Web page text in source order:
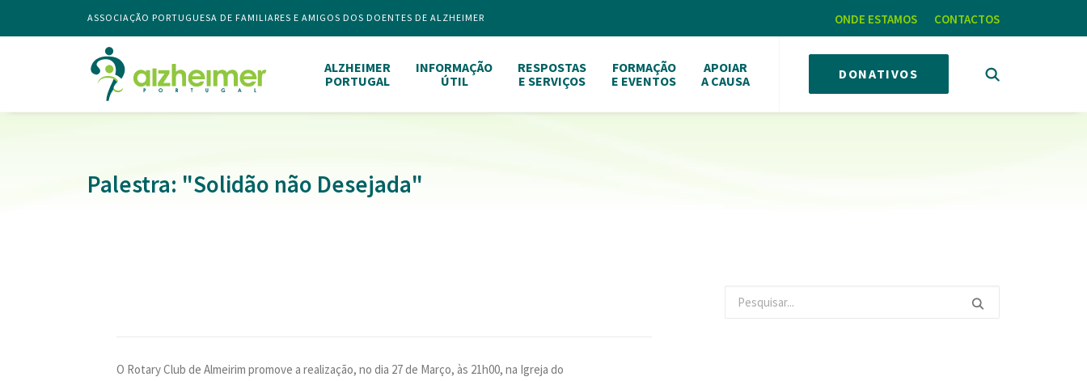
ASSOCIAÇÃO PORTUGUESA DE FAMILIARES E AMIGOS DOS DOENTES DE ALZHEIMER ONDE ESTAMOS CONTACTOS
ALZHEIMER
PORTUGAL
INFORMAÇÃO
ÚTIL
RESPOSTAS
E SERVIÇOS
FORMAÇÃO
E EVENTOS
APOIAR
A CAUSA
DONATIVOS
Palestra: "Solidão não Desejada"
O Rotary Club de Almeirim promove a realização, no dia 27 de Março, às 21h00, na Igreja do